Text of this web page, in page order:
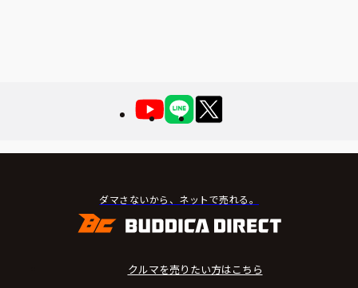
ダマさないから、ネットで売れる。
クルマを売りたい方はこちら